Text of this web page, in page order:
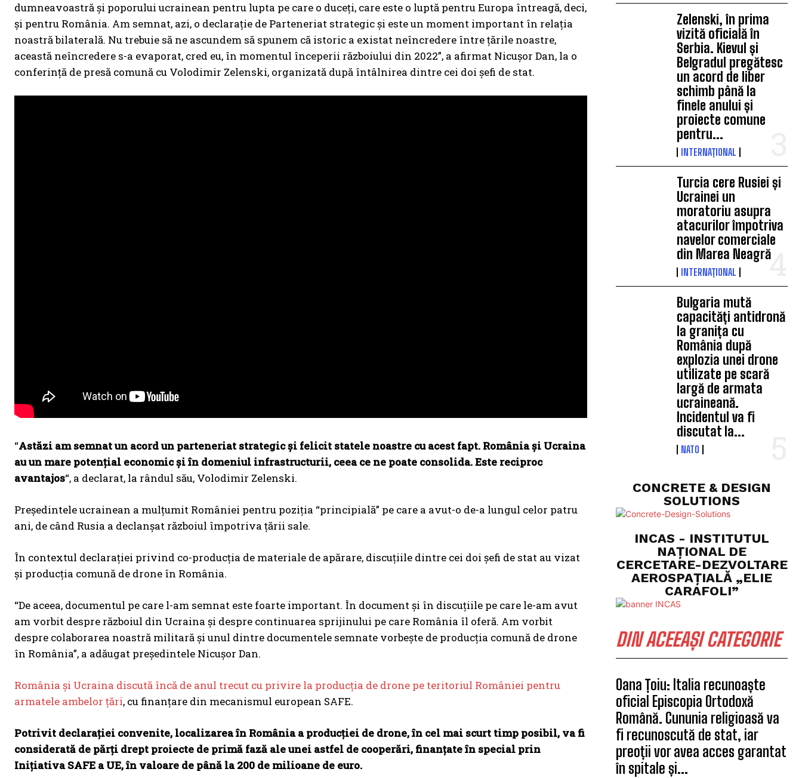
dumneavoastră și poporului ucrainean pentru lupta pe care o duceți, care este o luptă pentru Europa întreagă, deci,
și pentru România. Am semnat, azi, o declarație de Parteneriat strategic și este un moment important în relația
noastră bilaterală. Nu trebuie să ne ascundem să spunem că istoric a existat neîncredere între țările noastre,
această neîncredere s-a evaporat, cred eu, în momentul începerii războiului din 2022”, a afirmat Nicușor Dan, la o
conferință de presă comună cu Volodimir Zelenski, organizată după întâlnirea dintre cei doi șefi de stat.
“Astăzi am semnat un acord un parteneriat strategic și felicit statele noastre cu acest fapt. România și Ucraina
au un mare potențial economic și în domeniul infrastructurii, ceea ce ne poate consolida. Este reciproc
avantajos“, a declarat, la rândul său, Volodimir Zelenski.
Președintele ucrainean a mulțumit României pentru poziția “principială” pe care a avut-o de-a lungul celor patru
ani, de când Rusia a declanșat războiul împotriva țării sale.
În contextul declarației privind co-producția de materiale de apărare, discuțiile dintre cei doi șefi de stat au vizat
și producția comună de drone în România.
“De aceea, documentul pe care l-am semnat este foarte important. În document și în discuțiile pe care le-am avut
am vorbit despre războiul din Ucraina și despre continuarea sprijinului pe care România îl oferă. Am vorbit
despre colaborarea noastră militară și unul dintre documentele semnate vorbește de producția comună de drone
în România”, a adăugat președintele Nicușor Dan.
România și Ucraina discută încă de anul trecut cu privire la producția de drone pe teritoriul României pentru
armatele ambelor țări, cu finanțare din mecanismul european SAFE.
Potrivit declarației convenite, localizarea în România a producției de drone, în cel mai scurt timp posibil, va fi
considerată de părți drept proiecte de primă fază ale unei astfel de cooperări, finanțate în special prin
Inițiativa SAFE a UE, în valoare de până la 200 de milioane de euro.
Zelenski, în prima
vizită oficială în
Serbia. Kievul și
Belgradul pregătesc
un acord de liber
schimb până la
finele anului și
proiecte comune
pentru...
INTERNAȚIONAL
Turcia cere Rusiei și
Ucrainei un
moratoriu asupra
atacurilor împotriva
navelor comerciale
din Marea Neagră
INTERNAȚIONAL
Bulgaria mută
capacități antidronă
la granița cu
România după
explozia unei drone
utilizate pe scară
largă de armata
ucraineană.
Incidentul va fi
discutat la...
NATO
CONCRETE & DESIGN
SOLUTIONS
INCAS - INSTITUTUL
NAȚIONAL DE
CERCETARE-DEZVOLTARE
AEROSPAȚIALĂ „ELIE
CARAFOLI”
DIN ACEEAȘI CATEGORIE
Oana Țoiu: Italia recunoaște
oficial Episcopia Ortodoxă
Română. Cununia religioasă va
fi recunoscută de stat, iar
preoții vor avea acces garantat
în spitale și...